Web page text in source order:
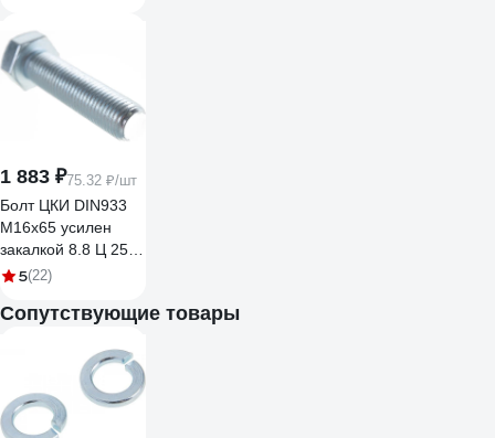
1 883 ₽75.32 ₽/шт
Болт ЦКИ DIN933
М16х65 усилен
закалкой 8.8 Ц 25
шт. 46878
5(22)
Сопутствующие товары